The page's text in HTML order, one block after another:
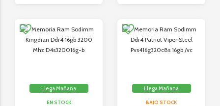
Llega Mañana
EN STOCK
Llega Mañana
BAJO STOCK